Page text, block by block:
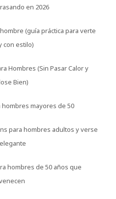
en 2026
(guía práctica para verte
con estilo)
Hombres (Sin Pasar Calor y
Bien)
mayores de 50
para hombres adultos y verse
hombres de 50 años que